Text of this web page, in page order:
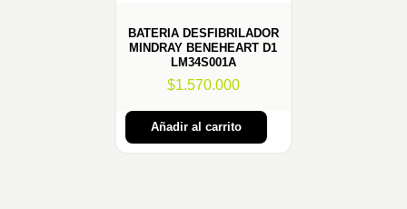
BATERIA DESFIBRILADOR
MINDRAY BENEHEART D1
LM34S001A
$1.570.000
Añadir al carrito